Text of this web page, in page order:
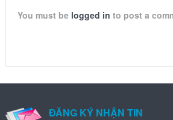
You must be logged in to post a
ĐĂNG KÝ NHẬN TIN